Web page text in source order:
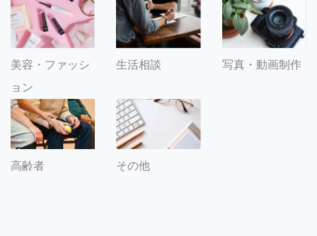
美容・ファッシ
ョン
生活相談 写真・動画制作
高齢者 その他